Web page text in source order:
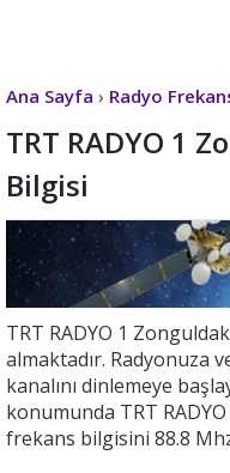
Ana Sayfa › Radyo
TRT RADYO 1
Bilgisi
TRT RADYO 1
almaktadır. Radyonuza
kanalını dinlemeye
konumunda TRT
frekans bilgisini 88.8